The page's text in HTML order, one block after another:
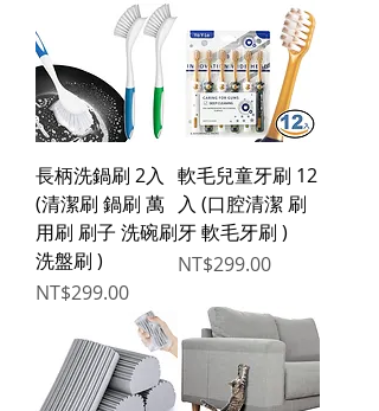
長柄洗鍋刷 2入
(清潔刷 鍋刷 萬
用刷 刷子 洗碗刷
洗盤刷 )
Price
NT$299.00
軟毛兒童牙刷 12
入 (口腔清潔 刷
牙 軟毛牙刷 )
Price
NT$299.00